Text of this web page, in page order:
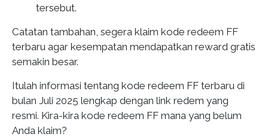
tersebut.
Catatan tambahan, segera klaim kode redeem FF
terbaru agar kesempatan mendapatkan reward gratis
semakin besar.
Itulah informasi tentang kode redeem FF terbaru di
bulan Juli 2025 lengkap dengan link redem yang
resmi. Kira-kira kode redeem FF mana yang belum
Anda klaim?